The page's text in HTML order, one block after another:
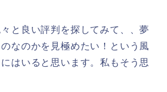
と良い評判を探してみて、、夢
なのかを見極めたい！という風
はいると思います。私もそう思